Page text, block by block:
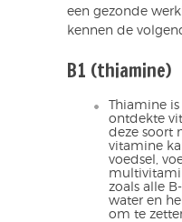
een gezonde
kennen de
B1 (thiamine)
Thiamine is
ontdekte
deze soort
vitamine
voedsel,
zoals alle
water en
om te